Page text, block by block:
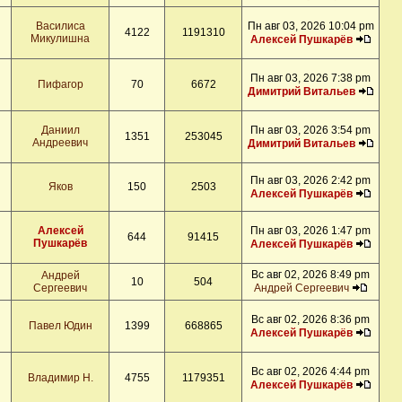
Василиса
Микулишна
4122 1191310
Пн авг 03, 2026 10:04 pm
Алексей Пушкарёв
Пифагор 70 6672
Пн авг 03, 2026 7:38 pm
Димитрий Витальев
Даниил
Андреевич
1351 253045
Пн авг 03, 2026 3:54 pm
Димитрий Витальев
Яков 150 2503
Пн авг 03, 2026 2:42 pm
Алексей Пушкарёв
Алексей
Пушкарёв
644 91415
Пн авг 03, 2026 1:47 pm
Алексей Пушкарёв
Андрей
Сергеевич
10 504
Вс авг 02, 2026 8:49 pm
Андрей Сергеевич
Павел Юдин 1399 668865
Вс авг 02, 2026 8:36 pm
Алексей Пушкарёв
Владимир Н. 4755 1179351
Вс авг 02, 2026 4:44 pm
Алексей Пушкарёв